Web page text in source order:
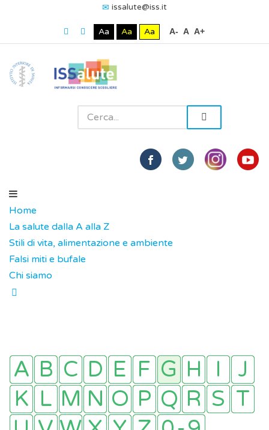
issalute@iss.it
Aa Aa Aa A- A A+
Home
La salute dalla A alla Z
Stili di vita, alimentazione e ambiente
Falsi miti e bufale
Chi siamo